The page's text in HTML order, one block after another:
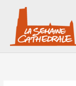
contenu